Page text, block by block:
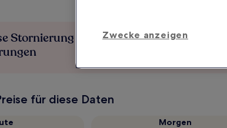
Stornierung bei
für diese Daten
Morgen
Zwecke anzeigen